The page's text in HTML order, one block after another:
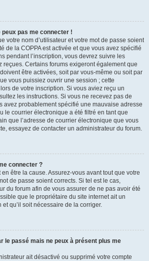
pas me connecter !
votre nom d’utilisateur et votre mot de passe soient
de la COPPA est activée et que vous avez spécifié
pendant l’inscription, vous devrez suivre les
reçues. Certains forums exigeront également que
être activées, soit par vous-même ou soit par
vous puissiez ouvrir une session ; cette
de votre inscription. Si vous aviez reçu un
les instructions. Si vous ne recevez pas de
avez probablement spécifié une mauvaise adresse
le courrier électronique a été filtré en tant que
que l’adresse de courrier électronique que vous
essayez de contacter un administrateur du forum.
connecter ?
être la cause. Assurez-vous avant tout que votre
de passe soient corrects. Si tel est le cas,
du forum afin de vous assurer de ne pas avoir été
que le propriétaire du site internet ait un
qu’il soit nécessaire de la corriger.
le passé mais ne peux à présent plus me
ait désactivé ou supprimé votre compte